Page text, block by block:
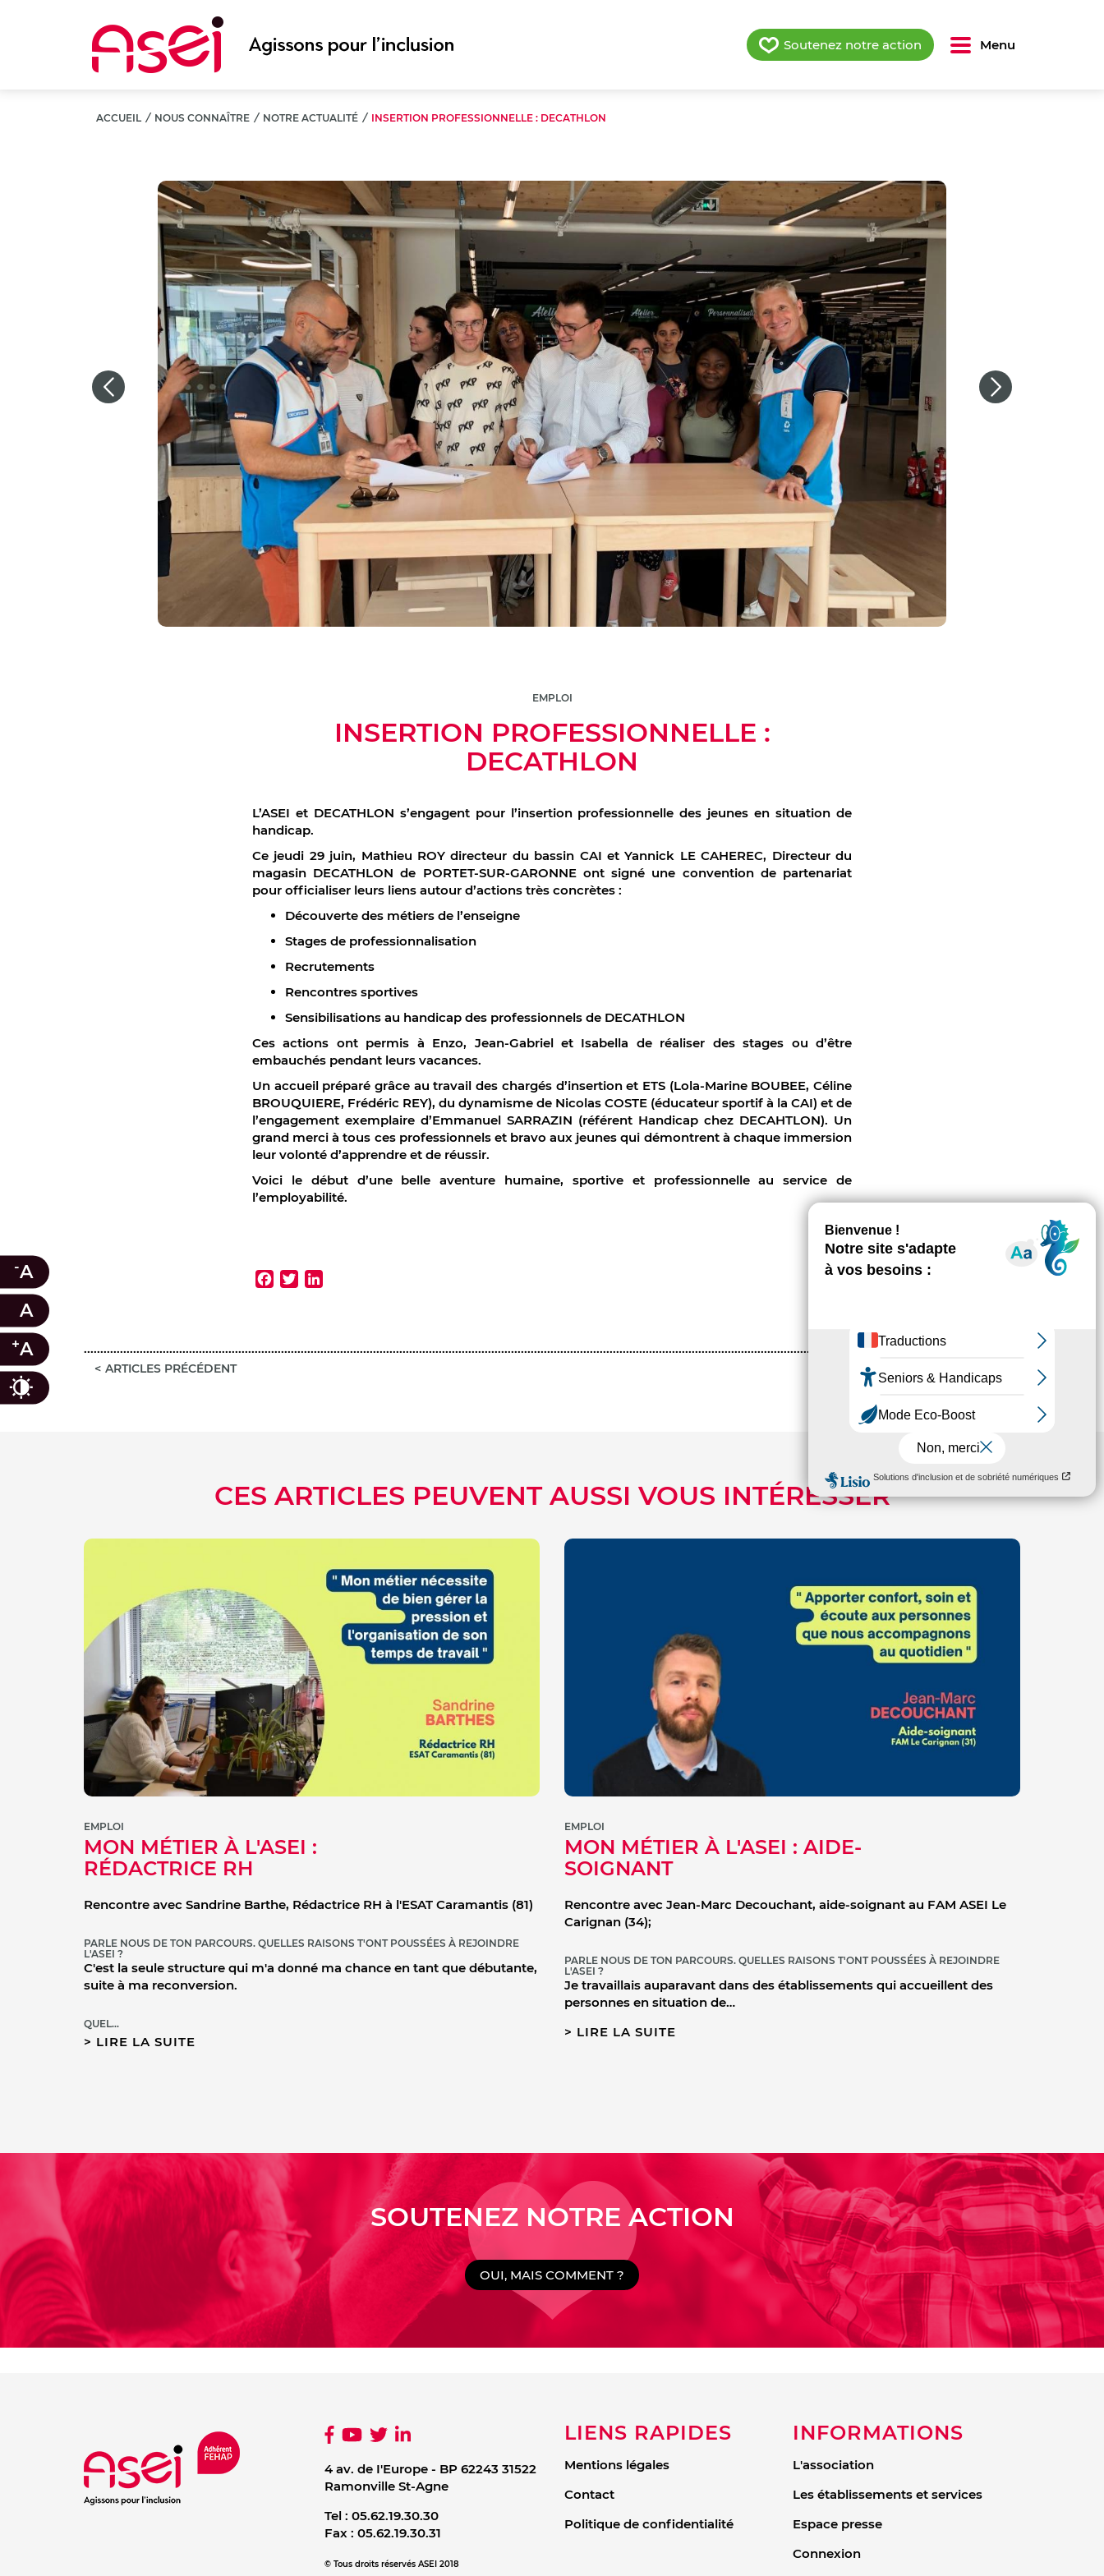
Soutenez notre action Menu
-A
A
+A
Contraste
ACCUEIL / NOUS CONNAÎTRE / NOTRE ACTUALITÉ / INSERTION PROFESSIONNELLE : DECATHLON
Previous
EMPLOI
INSERTION PROFESSIONNELLE :
DECATHLON
L’ASEI et DECATHLON s’engagent pour l’insertion professionnelle des jeunes en situation de
handicap.
Ce jeudi 29 juin, Mathieu ROY directeur du bassin CAI et Yannick LE CAHEREC, Directeur du
magasin DECATHLON de PORTET-SUR-GARONNE ont signé une convention de partenariat
pour officialiser leurs liens autour d’actions très concrètes :
Découverte des métiers de l’enseigne
Stages de professionnalisation
Recrutements
Rencontres sportives
Sensibilisations au handicap des professionnels de DECATHLON
Ces actions ont permis à Enzo, Jean-Gabriel et Isabella de réaliser des stages ou d’être
embauchés pendant leurs vacances.
Un accueil préparé grâce au travail des chargés d’insertion et ETS (Lola-Marine BOUBEE, Céline
BROUQUIERE, Frédéric REY), du dynamisme de Nicolas COSTE (éducateur sportif à la CAI) et de
l’engagement exemplaire d’Emmanuel SARRAZIN (référent Handicap chez DECAHTLON). Un
grand merci à tous ces professionnels et bravo aux jeunes qui démontrent à chaque immersion
leur volonté d’apprendre et de réussir.
Voici le début d’une belle aventure humaine, sportive et professionnelle au service de
l’employabilité.
Facebook
Twitter
ARTICLES PRÉCÉDENT
CES ARTICLES PEUVENT AUSSI VOUS INTÉRESSER
EMPLOI
MON MÉTIER À L'ASEI :
RÉDACTRICE RH
Rencontre avec Sandrine Barthe, Rédactrice RH à l'ESAT Caramantis (81)
PARLE NOUS DE TON PARCOURS. QUELLES RAISONS T'ONT POUSSÉES À REJOINDRE
L'ASEI ?
C'est la seule structure qui m'a donné ma chance en tant que débutante,
suite à ma reconversion.
QUEL…
LIRE LA SUITE
EMPLOI
MON MÉTIER À L'ASEI : AIDE-
SOIGNANT
Rencontre avec Jean-Marc Decouchant, aide-soignant au FAM ASEI Le
Carignan (34);
PARLE NOUS DE TON PARCOURS. QUELLES RAISONS T'ONT POUSSÉES À REJOINDRE
L'ASEI ?
Je travaillais auparavant dans des établissements qui accueillent des
personnes en situation de…
LIRE LA SUITE
SOUTENEZ NOTRE ACTION
OUI, MAIS COMMENT ?
4 av. de I'Europe - BP 62243 31522
Ramonville St-Agne
Tel : 05.62.19.30.30
Fax : 05.62.19.30.31
© Tous droits réservés ASEI 2018
LIENS RAPIDES
Mentions légales
Contact
Politique de confidentialité
INFORMATIONS
L'association
Les établissements et services
Espace presse
Connexion